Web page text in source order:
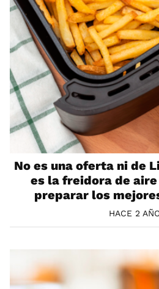
No es una oferta ni de
es la freidora de
preparar los
HACE 2